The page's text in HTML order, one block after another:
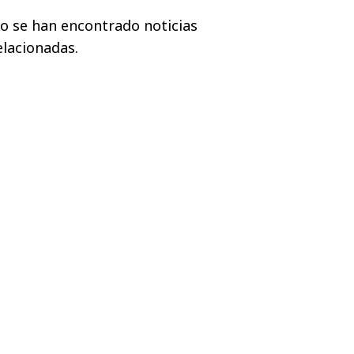
se han encontrado noticias